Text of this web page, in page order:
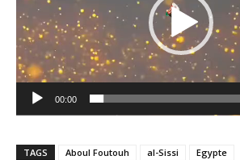
00:00
TAGS Aboul Foutouh al-Sissi Egypte